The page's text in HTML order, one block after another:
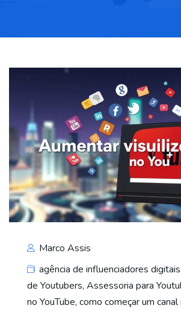
Marco Assis
agência de influenciadores digitais,
de Youtubers, Assessoria para
no YouTube, como começar um canal